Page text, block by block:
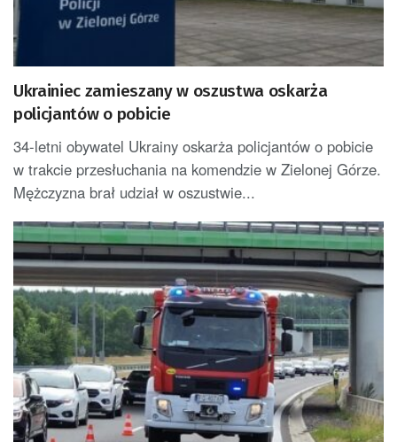
Ukrainiec zamieszany w oszustwa oskarża
policjantów o pobicie
34-letni obywatel Ukrainy oskarża policjantów o pobicie
w trakcie przesłuchania na komendzie w Zielonej Górze.
Mężczyzna brał udział w oszustwie...